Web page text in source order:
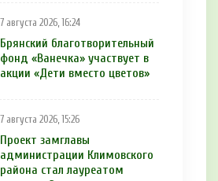
7 августа 2026, 16:24
Брянский благотворительный
фонд «Ванечка» участвует в
акции «Дети вместо цветов»
7 августа 2026, 15:26
Проект замглавы
администрации Климовского
района стал лауреатом